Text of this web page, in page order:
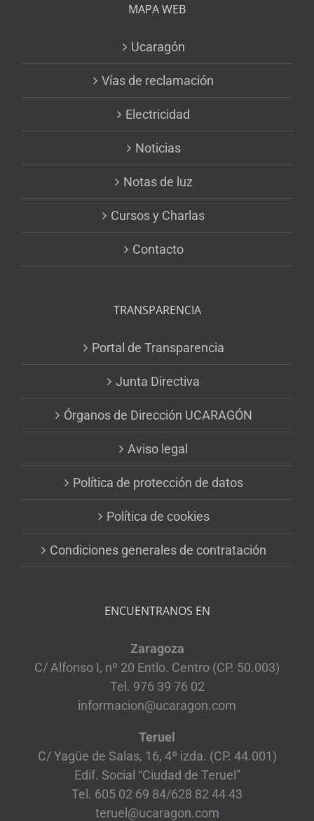
MAPA WEB
Ucaragón
Vías de reclamación
Electricidad
Noticias
Notas de luz
Cursos y Charlas
Contacto
TRANSPARENCIA
Portal de Transparencia
Junta Directiva
Órganos de Dirección UCARAGÓN
Aviso legal
Política de protección de datos
Política de cookies
Condiciones generales de contratación
ENCUENTRANOS EN
Zaragoza
C/ Alfonso I, nº 20 Entlo. Centro (CP. 50.003)
Tel. 976 39 76 02
informacion@ucaragon.com
Teruel
C/ Yagüe de Salas, 16, 4º izda. (CP. 44.001)
Edif. Social “Ciudad de Teruel”
Tel. 605 02 69 84/628 82 44 43
teruel@ucaragon.com